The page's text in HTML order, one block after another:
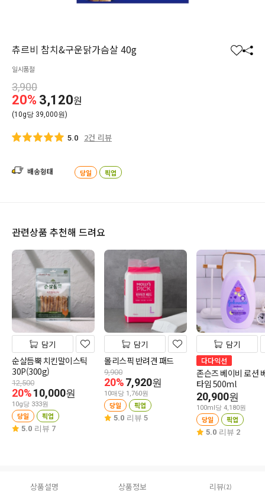
츄르비 참치&구운닭가슴살 40g
찜 공
일시품절
3,900
20% 3,120원
(10g당 39,000원)
5.0 2건 리뷰
배송형태 당일 픽업
관련상품 추천해 드려요
담기
순살듬뿍 치킨말이스틱
30P(300g)
12,500
20%10,000원
10g당 333원
당일 픽업
5.0 리뷰 7
담기
몰리스픽 반려견 패드
9,900
20%7,920원
10매당 1,760원
당일 픽업
5.0 리뷰 5
담기
다다익선
존슨즈 베이비 로션
타임 500ml
20,900원
100ml당 4,180원
당일 픽업
5.0 리뷰 2
상품설명 상품정보 리뷰(2)